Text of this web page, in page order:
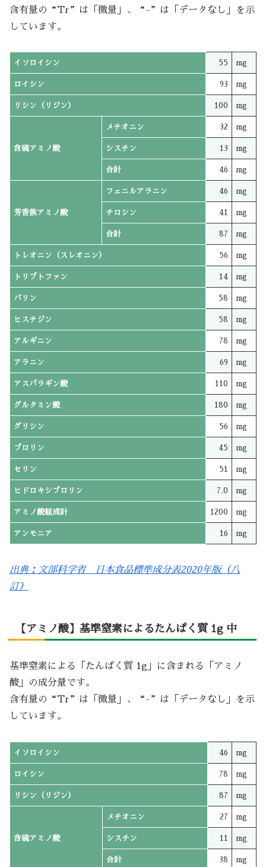
含有量の“Tr”は「微量」、“-”は「データなし」を示
しています。
イソロイシン 55 mg
ロイシン 93 mg
リシン（リジン） 100 mg
含硫アミノ酸
メチオニン 32 mg
シスチン 13 mg
合計 46 mg
芳香族アミノ酸
フェニルアラニン 46 mg
チロシン 41 mg
合計 87 mg
トレオニン（スレオニン） 56 mg
トリプトファン 14 mg
バリン 58 mg
ヒスチジン 58 mg
アルギニン 78 mg
アラニン 69 mg
アスパラギン酸 110 mg
グルタミン酸 180 mg
グリシン 56 mg
プロリン 45 mg
セリン 51 mg
ヒドロキシプロリン 7.0 mg
アミノ酸組成計 1200 mg
アンモニア 16 mg
出典：文部科学省 日本食品標準成分表2020年版（八
訂）
【アミノ酸】基準窒素によるたんぱく質 1g 中
基準窒素による「たんぱく質 1g」に含まれる「アミノ
酸」の成分量です。
含有量の“Tr”は「微量」、“-”は「データなし」を示
しています。
イソロイシン 46 mg
ロイシン 78 mg
リシン（リジン） 87 mg
含硫アミノ酸
メチオニン 27 mg
シスチン 11 mg
合計 38 mg